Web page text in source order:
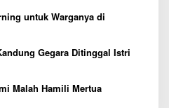
untuk Warganya di
Gegara Ditinggal Istri
Malah Hamili Mertua